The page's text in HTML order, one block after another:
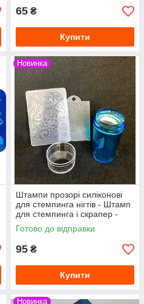
65 ₴
Купити
Новинка
Штампи прозорі силіконові
для стемпинга нігтів - Штамп
для стемпинга і скрапер -
Стемпинг для нігтів
Готово до відправки
95 ₴
Купити
Новинка